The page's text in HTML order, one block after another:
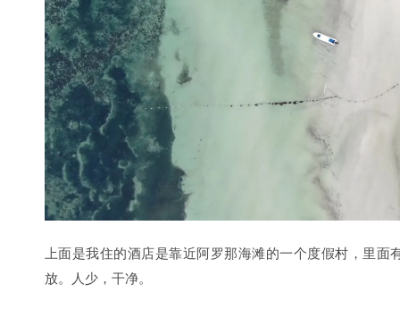
上面是我住的酒店是靠近阿罗那海滩的一个度假村，里
放。人少，干净。